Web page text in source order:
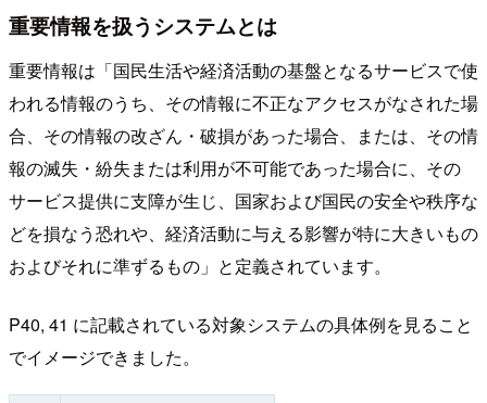
重要情報を扱うシステムとは
重要情報は「国民生活や経済活動の基盤となるサービスで使
われる情報のうち、その情報に不正なアクセスがなされた場
合、その情報の改ざん・破損があった場合、または、その情
報の滅失・紛失または利用が不可能であった場合に、その
サービス提供に支障が生じ、国家および国民の安全や秩序な
どを損なう恐れや、経済活動に与える影響が特に大きいもの
およびそれに準ずるもの」と定義されています。
P40, 41 に記載されている対象システムの具体例を見ること
でイメージできました。